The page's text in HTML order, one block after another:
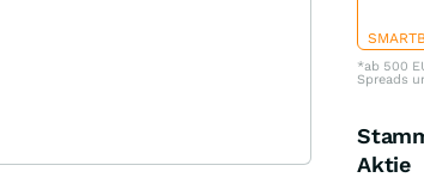
*ab 500
Spreads
Aktie